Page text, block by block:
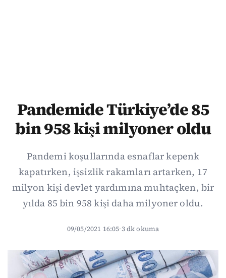
Pandemide Türkiye’de 85
bin 958 kişi milyoner oldu
Pandemi koşullarında esnaflar kepenk
kapatırken, işsizlik rakamları artarken, 17
milyon kişi devlet yardımına muhtaçken, bir
yılda 85 bin 958 kişi daha milyoner oldu.
09/05/2021 16:05·3 dk okuma